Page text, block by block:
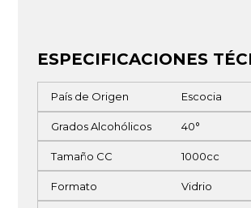
ESPECIFICACIONES
País de Origen Escocia
Grados Alcohólicos 40°
Tamaño CC 1000cc
Formato Vidrio